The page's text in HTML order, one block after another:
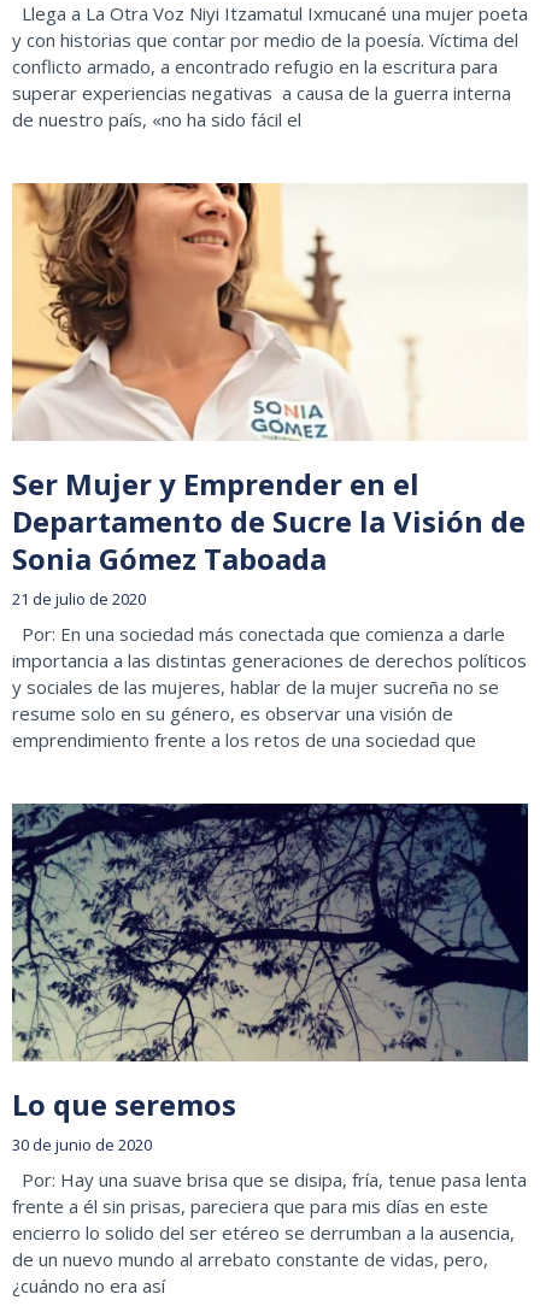
Llega a La Otra Voz Niyi Itzamatul Ixmucané una mujer poeta
y con historias que contar por medio de la poesía. Víctima del
conflicto armado, a encontrado refugio en la escritura para
superar experiencias negativas a causa de la guerra interna
de nuestro país, «no ha sido fácil el
Ser Mujer y Emprender en el
Departamento de Sucre la Visión de
Sonia Gómez Taboada
21 de julio de 2020
Por: En una sociedad más conectada que comienza a darle
importancia a las distintas generaciones de derechos políticos
y sociales de las mujeres, hablar de la mujer sucreña no se
resume solo en su género, es observar una visión de
emprendimiento frente a los retos de una sociedad que
Lo que seremos
30 de junio de 2020
Por: Hay una suave brisa que se disipa, fría, tenue pasa lenta
frente a él sin prisas, pareciera que para mis días en este
encierro lo solido del ser etéreo se derrumban a la ausencia,
de un nuevo mundo al arrebato constante de vidas, pero,
¿cuándo no era así